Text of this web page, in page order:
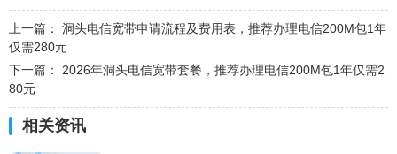
上一篇： 洞头电信宽带申请流程及费用表，推荐办理电信200M包1年
仅需280元
下一篇： 2026年洞头电信宽带套餐，推荐办理电信200M包1年仅需2
80元
相关资讯